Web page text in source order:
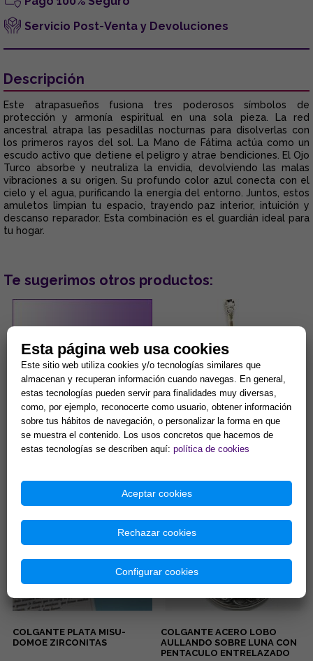
Servicio Post-Venta y Devoluciones
Descripción
Este atrapasueños fusiona tres poderosos símbolos de
protección y armonía espiritual en una sola pieza. La red
ancestral atrapa las pesadillas nocturnas para disolverlas con
los primeros rayos del sol. La Mano de Fátima actúa como un
escudo activo que detiene el peligro y atrae bendiciones. El Ojo
Turco absorbe y neutraliza la envidia, devolviendo las malas
vibraciones a su origen. Su profundo color azul conecta con el
cielo y el agua, purificando la energía del entorno. Juntos, estos
amuletos limpian tu espacio, trayendo paz interior, intuición y
descanso reparador. Esta combinación es el guardián ideal para
tu hogar.
Te sugerimos otros productos:
PENDIENTES ACERO DORADO
OJOS TURCOS COLOR LILA
CON PESTAÑAS BRILLANTES
5,00 €
Comprar
COLGANTE ACERO 3º CHAKRA
MANIPURA PLEXO SOLAR.
(PARA DONUT)
Manipura, chakra del ombligo,
del abdomen en la zona...
Comprar
COLGANTE PLATA MISU-
DOMOE ZIRCONITAS
COLGANTE ACERO LOBO
AULLANDO SOBRE LUNA CON
PENTACULO ENTRELAZADO
Esta página web usa cookies
Este sitio web utiliza cookies y/o tecnologías similares que
almacenan y recuperan información cuando navegas. En general,
estas tecnologías pueden servir para finalidades muy diversas,
como, por ejemplo, reconocerte como usuario, obtener información
sobre tus hábitos de navegación, o personalizar la forma en que
se muestra el contenido. Los usos concretos que hacemos de
estas tecnologías se describen aquí: política de cookies
Aceptar cookies
Rechazar cookies
Configurar cookies